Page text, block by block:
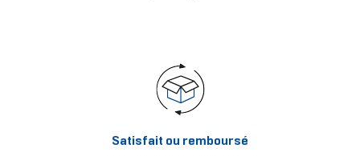
Satisfait ou remboursé